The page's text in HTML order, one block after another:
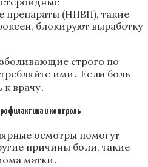
препараты (НПВП), такие
блокируют выработку
строго по
ими․ Если боль
врачу․
и контроль
осмотры помогут
причины боли, такие
матки․